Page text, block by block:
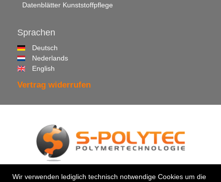
Datenblätter Kunststoffpflege
Sprachen
Deutsch
Nederlands
English
Vertrag widerrufen
© 2026 •S-Polytec GmbH
Wir verwenden lediglich technisch notwendige Cookies um die